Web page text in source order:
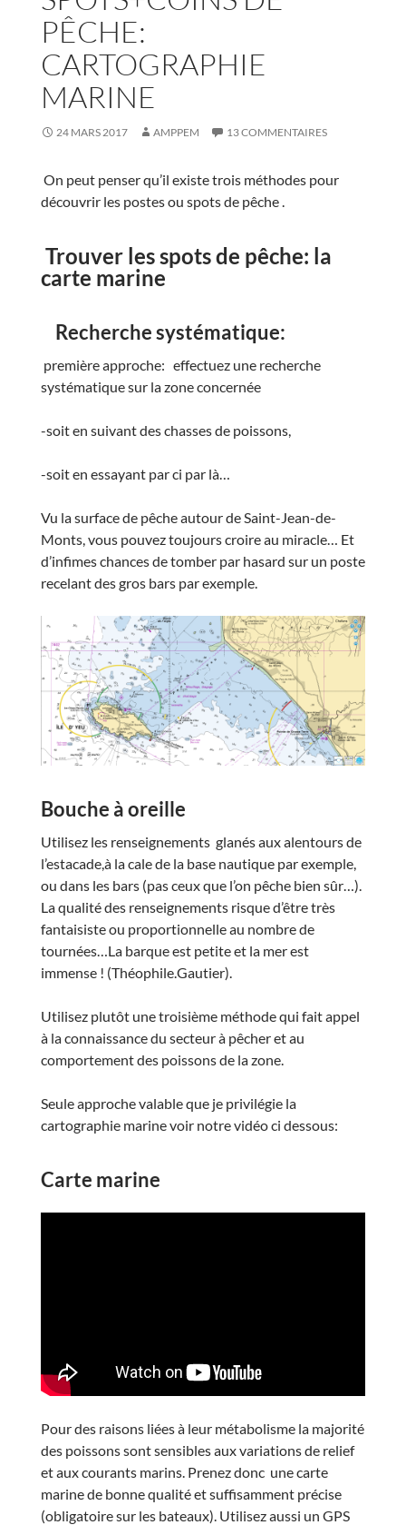
PÊCHE:
CARTOGRAPHIE
MARINE
24 MARS 2017 AMPPEM 13 COMMENTAIRES
On peut penser qu’il existe trois méthodes pour
découvrir les postes ou spots de pêche .
Trouver les spots de pêche: la
carte marine
Recherche systématique:
première approche: effectuez une recherche
systématique sur la zone concernée
-soit en suivant des chasses de poissons,
-soit en essayant par ci par là…
Vu la surface de pêche autour de Saint-Jean-de-
Monts, vous pouvez toujours croire au miracle… Et
d’infimes chances de tomber par hasard sur un poste
recelant des gros bars par exemple.
Bouche à oreille
Utilisez les renseignements glanés aux alentours de
l’estacade,à la cale de la base nautique par exemple,
ou dans les bars (pas ceux que l’on pêche bien sûr…).
La qualité des renseignements risque d’être très
fantaisiste ou proportionnelle au nombre de
tournées…La barque est petite et la mer est
immense ! (Théophile.Gautier).
Utilisez plutôt une troisième méthode qui fait appel
à la connaissance du secteur à pêcher et au
comportement des poissons de la zone.
Seule approche valable que je privilégie la
cartographie marine voir notre vidéo ci dessous:
Carte marine
Pour des raisons liées à leur métabolisme la majorité
des poissons sont sensibles aux variations de relief
et aux courants marins. Prenez donc une carte
marine de bonne qualité et suffisamment précise
(obligatoire sur les bateaux). Utilisez aussi un GPS